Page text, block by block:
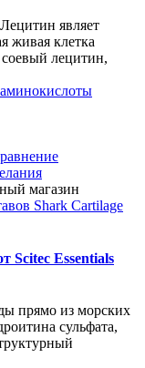
являет
живая клетка
лецитин,
Scitec Essentials
прямо из морских
сульфата,